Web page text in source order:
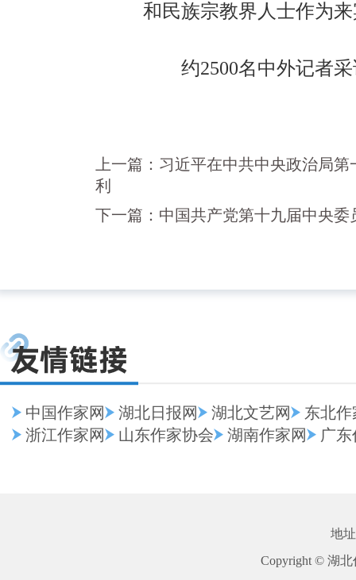
和民族宗教界人士作为
约2500名中外记者
上一篇： 习近平在中共中央政治局
利
下一篇： 中国共产党第十九届中央
中国作家网 湖北日报网 湖北文艺网
东北作
浙江作家网
山东作家协会 湖南作家网 广
地
Copyright © 湖北